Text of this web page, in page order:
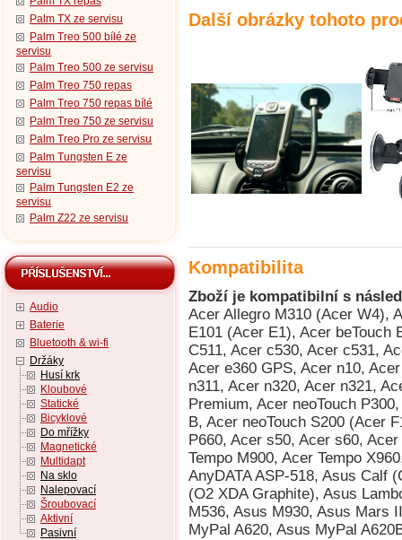
Palm TX ze servisu
Palm Treo 500 bílé ze
servisu
Palm Treo 500 ze servisu
Palm Treo 750 repas
Palm Treo 750 repas bílé
Palm Treo 750 ze servisu
Palm Treo Pro ze servisu
Palm Tungsten E ze
servisu
Palm Tungsten E2 ze
servisu
Palm Z22 ze servisu
Audio
Baterie
Bluetooth & wi-fi
Držáky
Husí krk
Kloubové
Statické
Bicyklové
Do mřížky
Magnetické
Multidapt
Na sklo
Nalepovací
Šroubovací
Aktivní
Pasivní
Další obrázky tohoto
Kompatibilita
Zboží je kompatibilní s
Acer Allegro M310 (Acer W4), Acer beTouch E100 (Acer C1), Acer beTouch E101 (Acer E1), Acer beTouch E200 (Acer L1), Acer c500, Acer c510, Acer C511, Acer c530, Acer c531, Acer DX650, Acer e300, Acer e305, Acer e310, Acer e360 GPS, Acer n10, Acer n20, Acer n20w, Acer n30, Acer n300, Acer n311, Acer n320, Acer n321, Acer n35 (n35se), Acer n50, Acer n50 Premium, Acer neoTouch P300, Acer neoTouch P400, Acer neoTouch P400 B, Acer neoTouch S200 (Acer F1), Acer P600, Acer P610, Acer P630, Acer P660, Acer s50, Acer s60, Acer Tempo DX900, Acer Tempo F900, Acer Tempo M900, Acer Tempo X960, Alcatel OT-S988W, AnyDATA ASP-318, AnyDATA ASP-518, Asus Calf (Garmin-Asus nuvifone G60), Asus Jupiter (O2 XDA Graphite), Asus Lamborghini ZX1, Asus M530w (Aries), Asus M536, Asus M930, Asus Mars II (O2 XDA Zinc), Asus MyPal A600, Asus MyPal A620, Asus MyPal A620BT, Asus MyPal A626, Asus MyPal A632, Asus MyPal A632N, Asus MyPal A636, Asus MyPal A636N, Asus MyPal A639, Asus MyPal A686, Asus MyPal A696, Asus MyPal A716, Asus MyPal A730, Asus MyPal A730w, Asus P320 (Galaxy Mini), Asus P505, Asus P515 (zrušeno), Asus P525, Asus P526 (Pegasus), Asus P527, Asus P535, Asus P550 (Solaris), Asus P552w, Asus P560, Asus P565, Asus P735, Asus P750, Asus P835 (Asus Galaxy 7), Asus R300, Asus R600, Asus R700, Asus R700t, BenQ E72, BenQ P50, BenQ Siemens P51, Compaq Aero 1500, Compaq Aero 1520, Compaq Aero 1530, Compaq Aero 1550, Compaq Aero 2100, Compaq Aero 2110, Compaq Aero 2120, Compaq Aero 2130, Compaq Aero 2150, Compaq Aero 2160, Compaq Aero 2180, Compaq iPAQ h3130, Compaq iPAQ h3135, Compaq iPAQ h3150, Compaq iPAQ h3630, Compaq iPAQ h3635, Compaq iPAQ h3650, Compaq iPAQ h3660, Compaq iPAQ h3670, Compaq iPAQ h3730, Compaq iPAQ h3760, Compaq iPAQ h3765, Compaq iPAQ h3815, Compaq iPAQ h3825, Compaq iPAQ h3830 (HTC Rosella), Compaq iPAQ h3835 (HTC Rosella), Compaq iPAQ h3840 (HTC Rosella), Compaq iPAQ h3845 (HTC Rosella), Compaq iPAQ h3850 (HTC Rosella), Compaq PC Companion C120/120+, Compaq PC Companion C140, Dell Axim X3 Advanced, Dell Axim X3 Basic, Dell Axim X30 Advanced, Dell Axim X30 Basic, Dell Axim X30i, Dell Axim X3i, Dell Axim X5 Advanced, Dell Axim X5 Basic, Dell Axim X50 Advanced, Dell Axim X50 Basic, Dell Axim X50v, Dell Axim X51 Advanced, Dell Axim X51 Basic, Dell Axim X51v, Dell Venue Pro (Dell Lightning), Dopod 310 (HTC Oxygen), Dopod 515 (HTC Canary), Dopod 535 (HTC Voyager, Qtek 8060/8080, i-mate SP2, O2 Xphone), Dopod 565 (HTC Typhoon, Qtek 8010, i-mate SP3), Dopod 566 (HTC Hurricane/Robbie, Qtek 8200, SDA II, SPV C550), Dopod 575 (HTC Feeler, Qtek 8020, i-mate SP3i, O2 Xphone II), Dopod 577W (HTC Tornado Noble, i-mate SP5, O2 XDA Orion/IQ), Dopod 585 (HTC Amadeus, O2 Xphone IIm, T-Mobile SDA Music), Dopod 586 (HTC Hurricane/Robbie, Qtek 8200, SDA II, SPV C550), Dopod 586W (HTC Tornado Tempo, Qtek 8300, i-mate SP5m, T-Mobile SDA US), Dopod 686 (HTC Wallaby, Qtek 1010/1020, T-Mobile MDA, O2 XDA), Dopod 696 (HTC Himalaya, i-mate Pocket PC Phone Edition, Qtek 2020/2060, O2 XDA II, T-Mobile MDA II, Orang, Dopod 696i (HTC Himalaya, i-mate Pocket PC Phone Edition, Qtek 2020/2060, O2 XDA II, T-Mobile MDA II, Oran, Dopod 699 (HTC Alpine, Qtek 2020i, i-mate PDA2 Pocket PC, O2 XDA IIi), Dopod 700 (HTC Blue Angel, T-Mobile MDA III, Qtek 9090, i-mate PDA2k, O2 XDA III, XDA IIs), Dopod 710/StrTrk S300 (HTC StarTrek 160, Qtek 8500), Dopod 818 (HTC Magician, Qtek S100/S110, O2 XDA II mini/mini Black, MDA Compact, i-mate New JAM/JAM Limit, Dopod 818 Pro (HTC Prophet, i-mate JAMin, Qtek S200, O2 XDA Neo), Dopod 828+ (HTC Magician Refresh), Dopod 830 (HTC Prophet, Qtek S200, i-mate JAMin, O2 XDA Neo), Dopod 838 (HTC Wizard 110, Qtek A9100), Dopod 838 Pro (HTC Hermes 100, O2 XDA Trion), Dopod 900 (HTC Universal, Qtek 9000, MDA Pro, XDA Exec, i-mate JASJAR), Dopod C500 (HTC Vox), Dopod C720W (HTC Excalibur 100, XDA Cosmo), Dopod C800 (HTC Herald 100, O2 XDA Terra), Dopod C858 (HTC Herald 100, O2 XDA Terra), Dopod CHT 9000 (HTC Hermes 200), Dopod CHT 9100 (HTC Trinity 100), Dopod CHT 9110 (HTC Trinity 100), Dopod D600 (HTC Gene 100/P3400), Dopod